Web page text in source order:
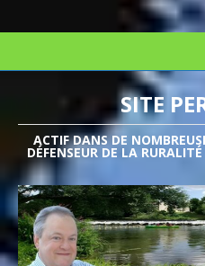
SITE
ACTIF DANS DE
DÉFENSEUR DE LA